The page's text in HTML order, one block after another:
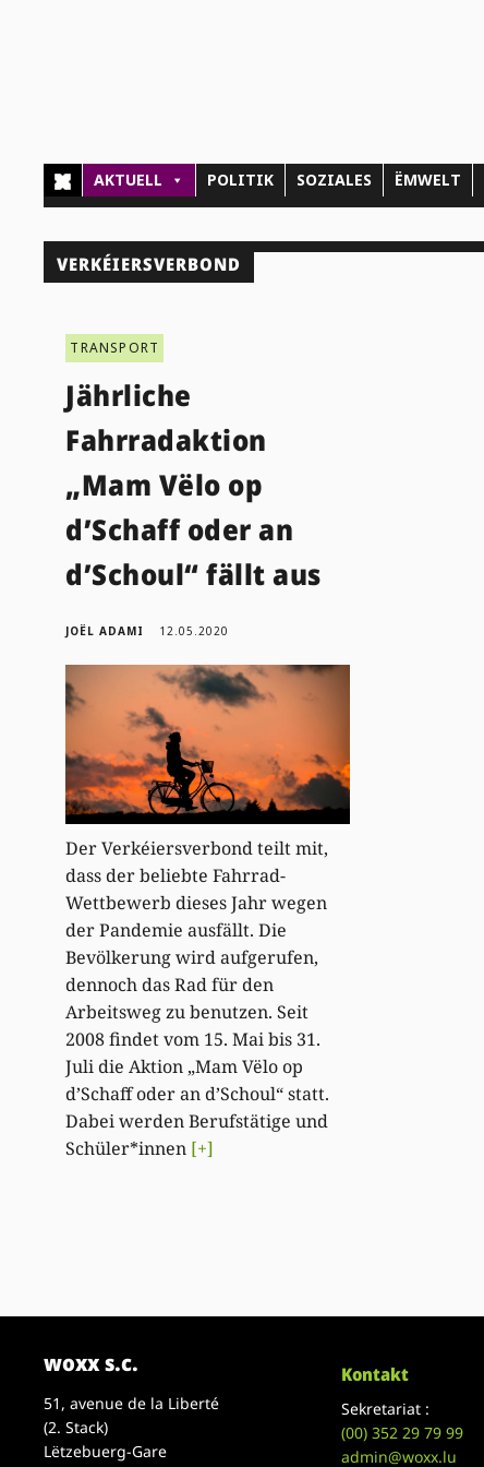
AKTUELL POLITIK SOZIALES ËMWELT
VERKÉIERSVERBOND
TRANSPORT
Jährliche
Fahrradaktion
„Mam Vëlo op
d’Schaff oder an
d’Schoul“ fällt aus
JOËL ADAMI 12.05.2020
Der Verkéiersverbond teilt mit,
dass der beliebte Fahrrad-
Wettbewerb dieses Jahr wegen
der Pandemie ausfällt. Die
Bevölkerung wird aufgerufen,
dennoch das Rad für den
Arbeitsweg zu benutzen. Seit
2008 findet vom 15. Mai bis 31.
Juli die Aktion „Mam Vëlo op
d’Schaff oder an d’Schoul“ statt.
Dabei werden Berufstätige und
Schüler*innen [+]
woxx s.c.
51, avenue de la Liberté
(2. Stack)
Lëtzebuerg-Gare
Kontakt
Sekretariat :
(00)352 29 79 99
admin@woxx.lu